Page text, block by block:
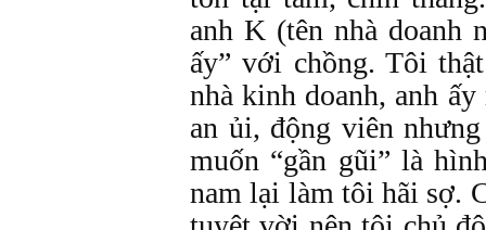
anh K (tên nhà doanh
ấy” với chồng. Tôi
nhà kinh doanh, anh
an ủi, động viên
muốn “gần gũi” là
nam lại làm tôi hãi sợ.